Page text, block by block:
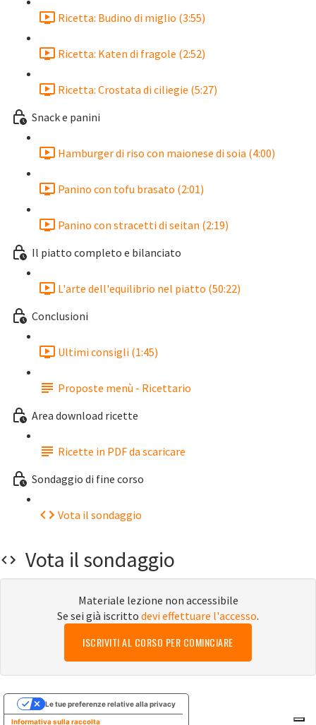
Ricetta: Budino di miglio (3:55)
Ricetta: Katen di fragole (2:52)
Ricetta: Crostata di ciliegie (5:27)
Snack e panini
Hamburger di riso con maionese di soia (4:00)
Panino con tofu brasato (2:01)
Panino con stracetti di seitan (2:19)
Il piatto completo e bilanciato
L'arte dell'equilibrio nel piatto (50:22)
Conclusioni
Ultimi consigli (1:45)
Proposte menù - Ricettario
Area download ricette
Ricette in PDF da scaricare
Sondaggio di fine corso
Vota il sondaggio
Vota il sondaggio
Materiale lezione non accessibile
Se sei già iscritto devi effettuare l'accesso.
ISCRIVITI AL CORSO PER COMINCIARE
Informativa sulla raccolta
Le tue preferenze relative alla privacy